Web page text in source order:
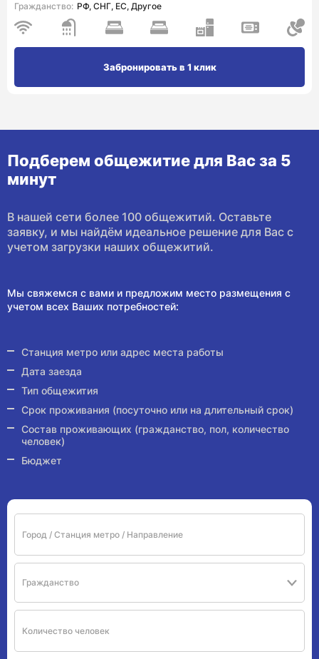
Гражданство: РФ, СНГ, ЕС, Другое
Забронировать в 1 клик
Подберем общежитие для Вас за 5
минут
В нашей сети более 100 общежитий. Оставьте
заявку, и мы найдём идеальное решение для Вас с
учетом загрузки наших общежитий.
Мы свяжемся с вами и предложим место размещения с
учетом всех Ваших потребностей:
Станция метро или адрес места работы
Дата заезда
Тип общежития
Срок проживания (посуточно или на длительный срок)
Состав проживающих (гражданство, пол, количество
человек)
Бюджет
Гражданство